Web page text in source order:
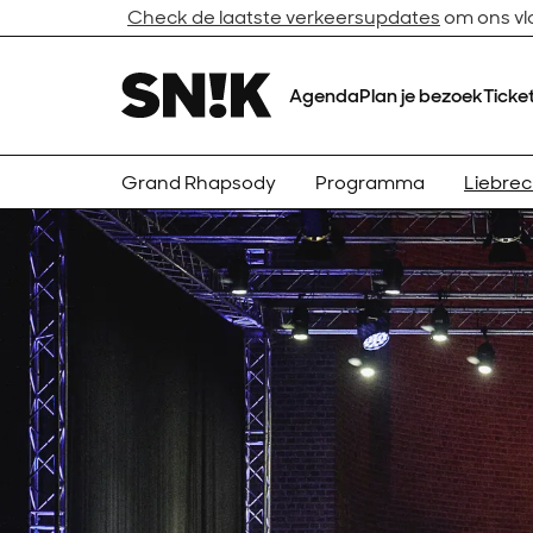
Check de laatste verkeersupdatesom ons
AgendaPlan je bezoek
Grand Rhapsody Programma